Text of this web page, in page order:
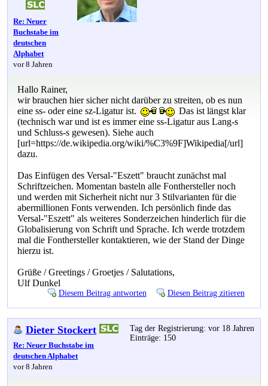
Re: Neuer
Buchstabe im
deutschen
Alphabet
vor 8 Jahren
Hallo Rainer,
wir brauchen hier sicher nicht darüber zu streiten, ob es nun
eine ss- oder eine sz-Ligatur ist.
Das ist längst klar
(technisch war und ist es immer eine ss-Ligatur aus Lang-s
und Schluss-s gewesen). Siehe auch
[url=https://de.wikipedia.org/wiki/%C3%9F]Wikipedia[/url]
dazu.
Das Einfügen des Versal-"Eszett" braucht zunächst mal
Schriftzeichen. Momentan basteln alle Fonthersteller noch
und werden mit Sicherheit nicht nur 3 Stilvarianten für die
abermillionen Fonts verwenden. Ich persönlich finde das
Versal-"Eszett" als weiteres Sonderzeichen hinderlich für die
Globalisierung von Schrift und Sprache. Ich werde trotzdem
mal die Fonthersteller kontaktieren, wie der Stand der Dinge
hierzu ist.
Grüße / Greetings / Groetjes / Salutations,
Ulf Dunkel
Diesem Beitrag antworten Diesen Beitrag zitieren
Dieter Stockert
Re: Neuer Buchstabe im
deutschen Alphabet
vor 8 Jahren
Tag der Registrierung: vor 18 Jahren
Einträge: 150